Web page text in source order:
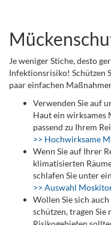
Je weniger Stiche, desto
Infektionsrisiko! Schützen
paar einfachen
Verwenden Sie auf
Haut ein
passend zu Ihrem
>> Hochwirksame
Wenn Sie auf Ihrer
klimatisierten
schlafen Sie unter
>> Auswahl
Wollen Sie sich
schützen, tragen Sie